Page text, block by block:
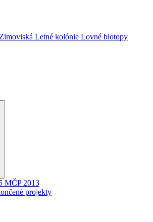
Zimoviská Letné kolónie Lovné biotopy
MČP 2013
projekty